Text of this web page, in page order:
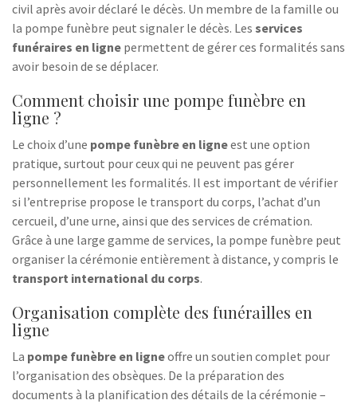
civil après avoir déclaré le décès. Un membre de la famille ou
la pompe funèbre peut signaler le décès. Les services
funéraires en ligne permettent de gérer ces formalités sans
avoir besoin de se déplacer.
Comment choisir une pompe funèbre en
ligne ?
Le choix d’une pompe funèbre en ligneest une option
pratique, surtout pour ceux qui ne peuvent pas gérer
personnellement les formalités. Il est important de vérifier
si l’entreprise propose le transport du corps, l’achat d’un
cercueil, d’une urne, ainsi que des services de crémation.
Grâce à une large gamme de services, la pompe funèbre peut
organiser la cérémonie entièrement à distance, y compris le
transport international du corps.
Organisation complète des funérailles en
ligne
La pompe funèbre en ligneoffre un soutien complet pour
l’organisation des obsèques. De la préparation des
documents à la planification des détails de la cérémonie –